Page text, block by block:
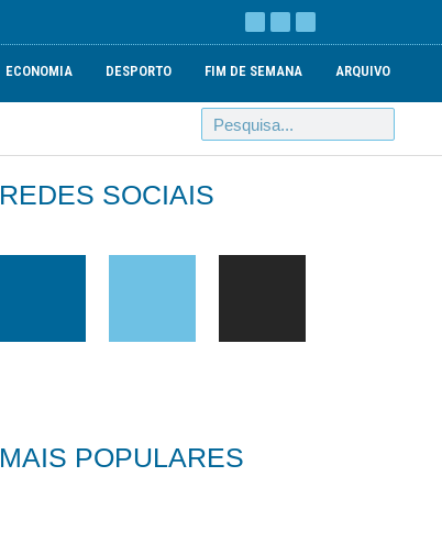
ECONOMIA DESPORTO FIM DE SEMANA ARQUIVO
REDES SOCIAIS
MAIS POPULARES